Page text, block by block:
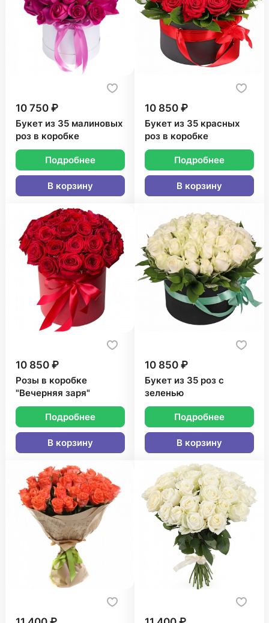
10 750 ₽
Букет из 35 малиновых
роз в коробке
Подробнее
В корзину
10 850 ₽
Букет из 35 красных
роз в коробке
Подробнее
В корзину
10 850 ₽
Розы в коробке
"Вечерняя заря"
Подробнее
В корзину
10 850 ₽
Букет из 35 роз с
зеленью
Подробнее
В корзину